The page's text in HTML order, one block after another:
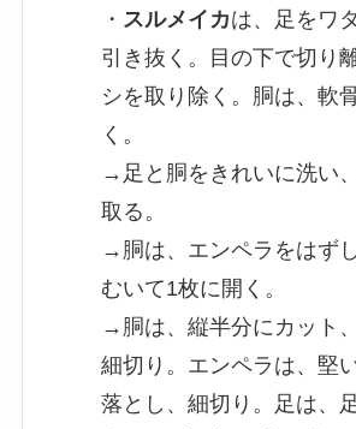
・ スルメイカは、足をワ
引き抜く。目の下で切り
シを取り除く。胴は、軟
く。
→足と胴をきれいに洗い
取る。
→胴は、エンペラをはず
むいて1枚に開く。
→胴は、縦半分にカット
細切り。エンペラは、堅
落とし、細切り。足は、